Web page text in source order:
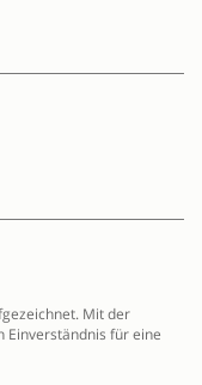
Mit der
Einverständnis für eine